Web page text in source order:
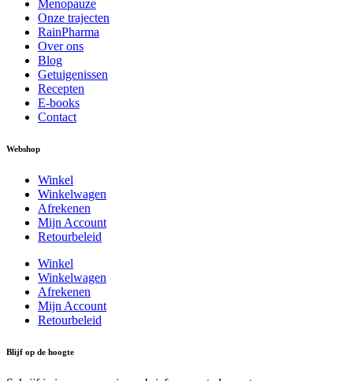
Menopauze
Onze trajecten
RainPharma
Over ons
Blog
Getuigenissen
Recepten
E-books
Contact
Webshop
Winkel
Winkelwagen
Afrekenen
Mijn Account
Retourbeleid
Winkel
Winkelwagen
Afrekenen
Mijn Account
Retourbeleid
Blijf op de hoogte